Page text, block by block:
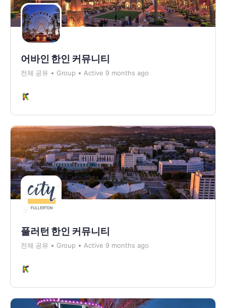
어바인 한인 커뮤니티
전체 공유 Group Active 9 months ago
풀러턴 한인 커뮤니티
전체 공유 Group Active 9 months ago